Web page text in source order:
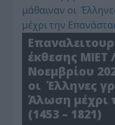
έκθεσης ΜΙΕΤ
Νοεμβρίου
οι Έλληνες
Άλωση μέχρι
(1453 – 1821)